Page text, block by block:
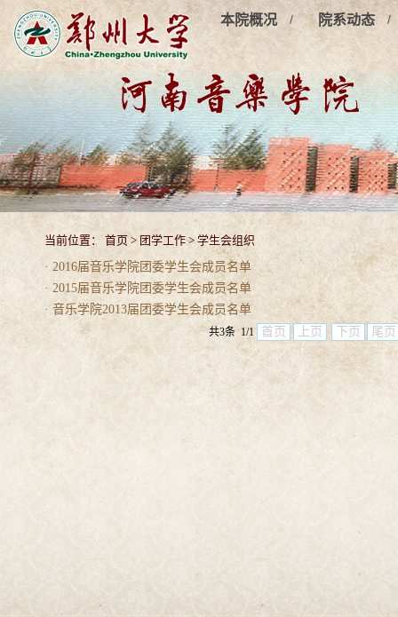
本院概况 / 院系动态 /
当前位置： 首页 > 团学工作>学生会组织
· 2016届音乐学院团委学生会成员名单
· 2015届音乐学院团委学生会成员名单
· 音乐学院2013届团委学生会成员名单
共3条 1/1 首页 上页 下页 尾页